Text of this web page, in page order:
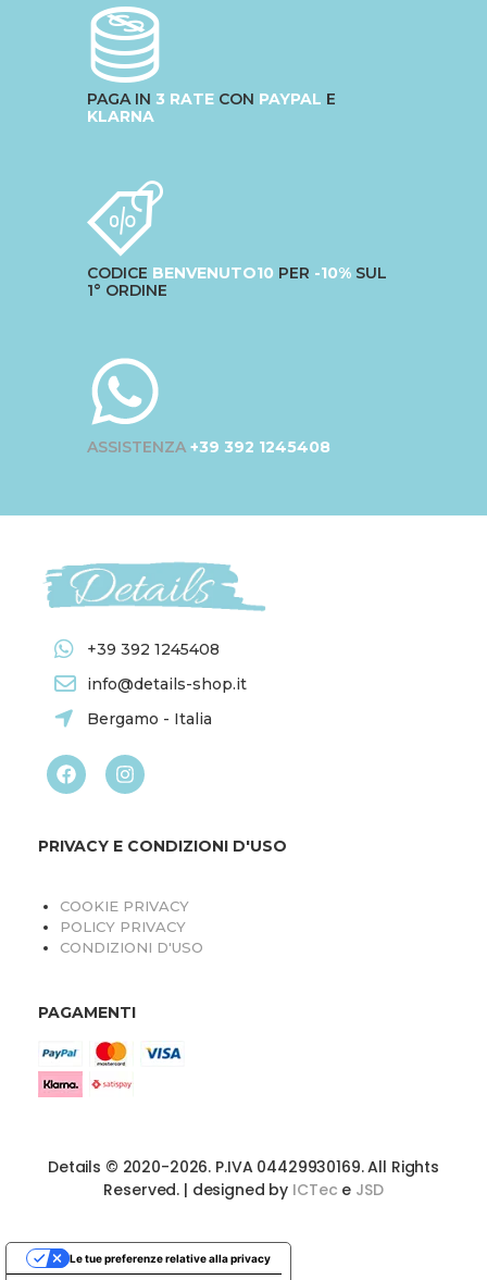
PAGA IN 3 RATE CON PAYPAL E
KLARNA
CODICE BENVENUTO10 PER -10% SUL
1° ORDINE
ASSISTENZA +39 392 1245408
+39 392 1245408
info@details-shop.it
Bergamo - Italia
PRIVACY E CONDIZIONI D'USO
COOKIE PRIVACY
POLICY PRIVACY
CONDIZIONI D'USO
PAGAMENTI
Details © 2020-2026. P.IVA 04429930169. All Rights
Reserved. | designed by ICTec e JSD
Le tue preferenze relative alla privacy